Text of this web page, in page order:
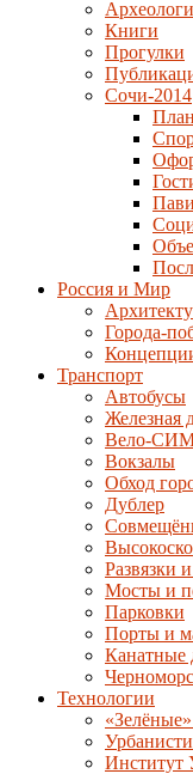
Книги
Прогулки
Сочи-2014
Россия и Мир
Города-
Транспорт
Автобусы
Железная
Вело-
Вокзалы
Обход
Дублер
Развязки
Мосты и
Парковки
Порты и
Канатные
Технологии
Институт